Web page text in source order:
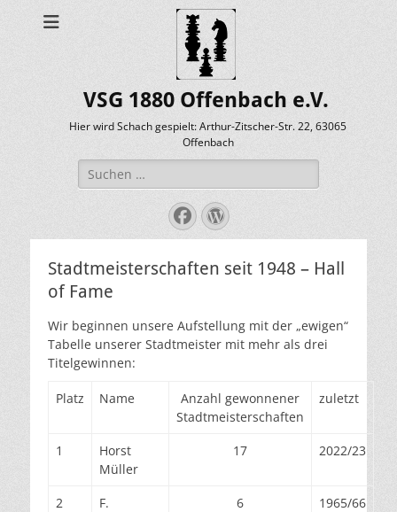
VSG 1880 Offenbach e.V.
Hier wird Schach gespielt: Arthur-Zitscher-Str. 22, 63065
Offenbach
Suche
nach:
Facebook
WordPress
Stadtmeisterschaften seit 1948 – Hall
of Fame
Wir beginnen unsere Aufstellung mit der „ewigen“
Tabelle unserer Stadtmeister mit mehr als drei
Titelgewinnen:
Platz Name
Anzahl gewonnener
Stadtmeisterschaften
zuletzt
1
Horst
Müller
17 2022/23
2
F.
6 1965/66